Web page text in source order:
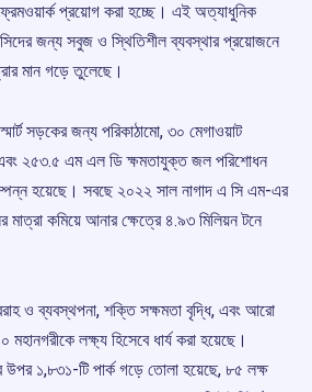
ফ্রেমওয়ার্ক প্রয়োগ করা হচ্ছে। এই অত্যাধুনিক
জন্য সবুজ ও স্থিতিশীল ব্যবস্থার প্রয়োজনে
মান গড়ে তুলেছে।
সড়কের জন্য পরিকাঠামো, ৩০ মেগাওয়াট
২৫৩.৫ এম এল ডি ক্ষমতাযুক্ত জল পরিশোধন
হয়েছে। সবছে ২০২২ সাল নাগাদ এ সি এম-এর
কমিয়ে আনার ক্ষেত্রে ৪.৯৩ মিলিয়ন টনে
ও ব্যবস্থপনা, শক্তি সক্ষমতা বৃদ্ধি, এবং আরো
লক্ষ্য হিসেবে ধার্য করা হয়েছে।
উপর ১,৮৩১-টি পার্ক গড়ে তোলা হয়েছে, ৮৫ লক্ষ